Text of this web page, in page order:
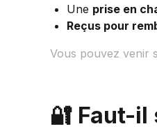
Une prise en
Reçus pour
Vous pouvez venir
🔐 Faut-il